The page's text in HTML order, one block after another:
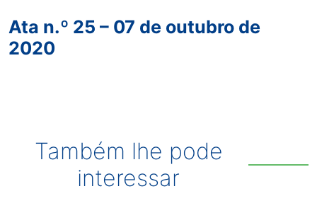
Ata n.º 25 – 07 de outubro de
2020
Também lhe pode
interessar